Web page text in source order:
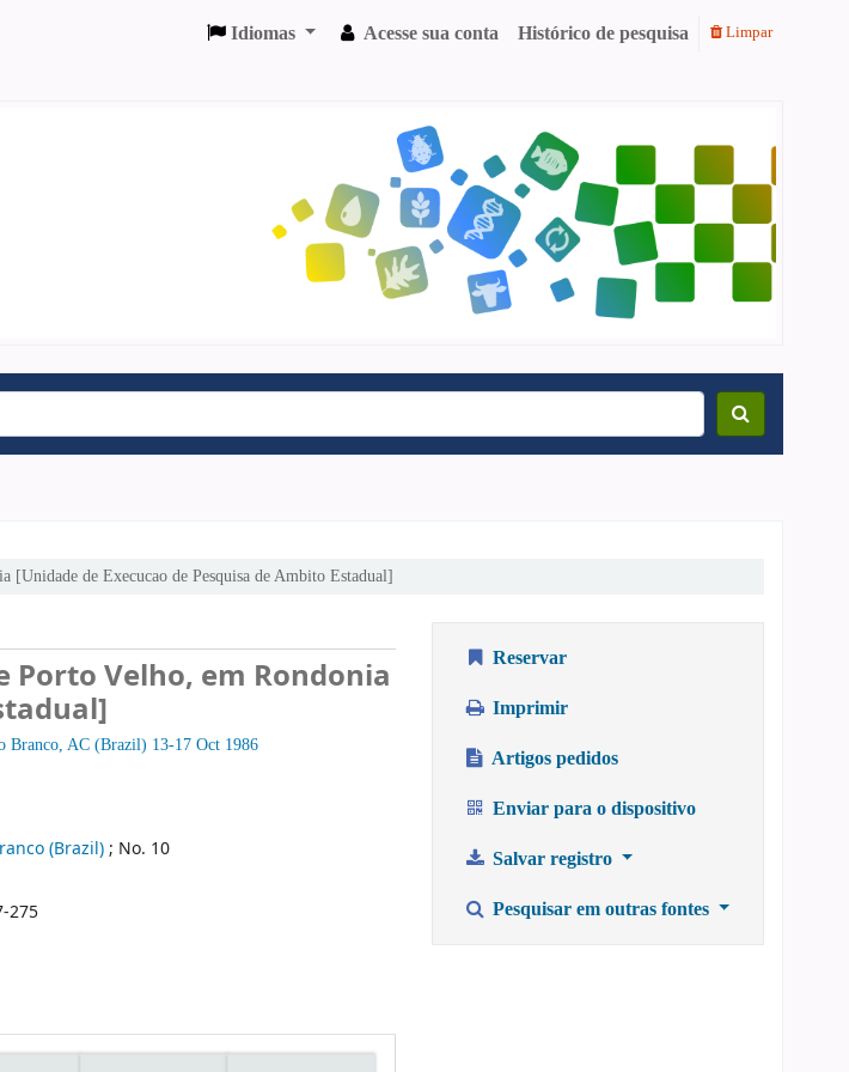
Idiomas Acesse sua conta Histórico de pesquisa Limpar
de Execucao de Pesquisa de Ambito Estadual]
Porto Velho, em Rondonia
Branco, AC (Brazil) 13-17 Oct 1986
(Brazil); No. 10
275
Reservar
Imprimir
Artigos pedidos
Enviar para o dispositivo
Salvar registro
Pesquisar em outras fontes